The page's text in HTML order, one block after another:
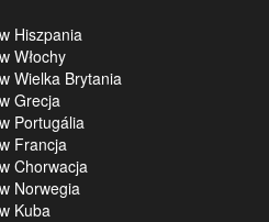
Hiszpania
Włochy
Wielka Brytania
Grecja
Portugália
Francja
Chorwacja
Norwegia
Kuba